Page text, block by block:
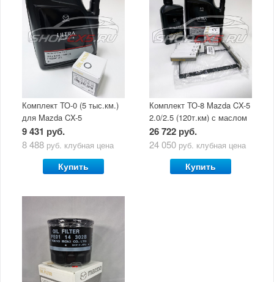
Комплект ТО-0 (5 тыс.км.)
для Mazda CX-5
(двигатель 2.0/2.5) с
маслом Mazda Original Oil
9 431 руб.
8 488 руб. клубная цена
Купить
Комплект ТО-8 Mazda CX-5
2.0/2.5 (120т.км) с маслом
Mazda Original Oil Ultra
5W30
26 722 руб.
24 050 руб. клубная цена
Купить